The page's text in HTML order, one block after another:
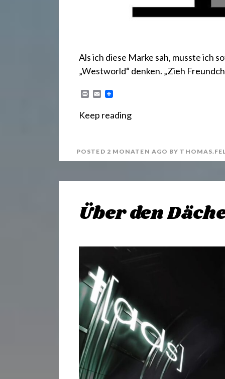
Als ich diese Marke sah, musste ich
„Westworld“ denken. „Zieh
n
E
i
Keep reading
POSTED 2 MONATEN AGO BY
Über den